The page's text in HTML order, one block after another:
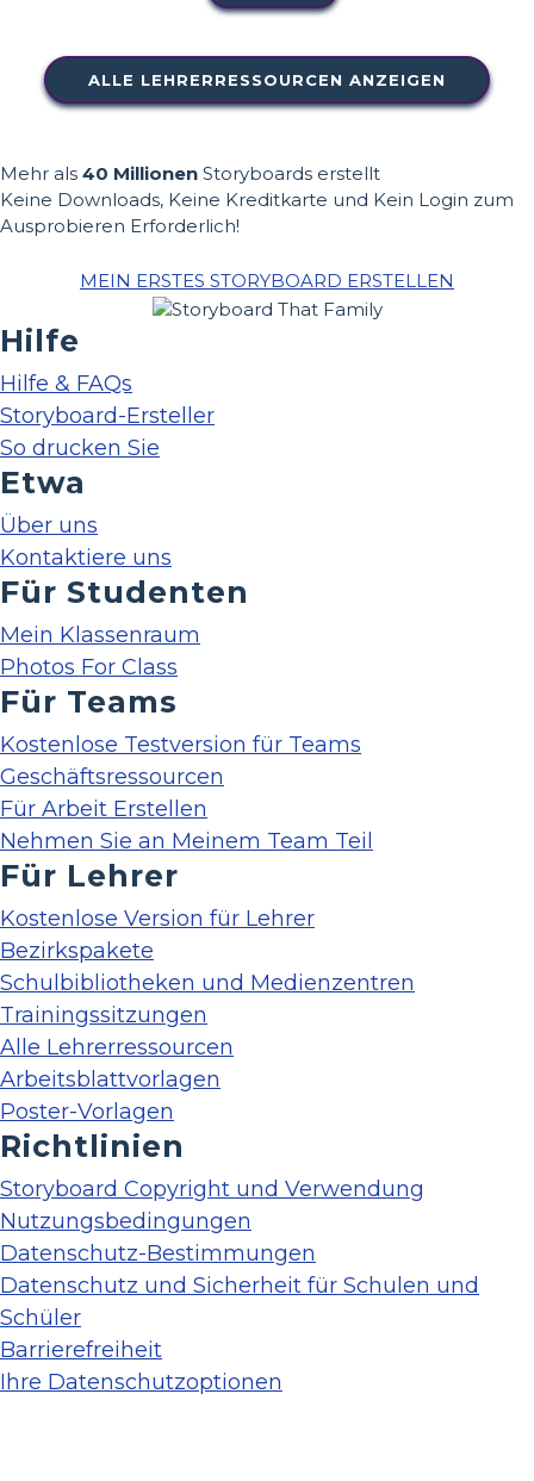
ALLE LEHRERRESSOURCEN ANZEIGEN
Mehr als 40 Millionen Storyboards erstellt
Keine Downloads, Keine Kreditkarte und Kein Login zum
Ausprobieren Erforderlich!
MEIN ERSTES STORYBOARD ERSTELLEN
Hilfe
Hilfe & FAQs
Storyboard-Ersteller
So drucken Sie
Etwa
Über uns
Kontaktiere uns
Für Studenten
Mein Klassenraum
Photos For Class
Für Teams
Kostenlose Testversion für Teams
Geschäftsressourcen
Für Arbeit Erstellen
Nehmen Sie an Meinem Team Teil
Für Lehrer
Kostenlose Version für Lehrer
Bezirkspakete
Schulbibliotheken und Medienzentren
Trainingssitzungen
Alle Lehrerressourcen
Arbeitsblattvorlagen
Poster-Vorlagen
Richtlinien
Storyboard Copyright und Verwendung
Nutzungsbedingungen
Datenschutz-Bestimmungen
Datenschutz und Sicherheit für Schulen und
Schüler
Barrierefreiheit
Ihre Datenschutzoptionen